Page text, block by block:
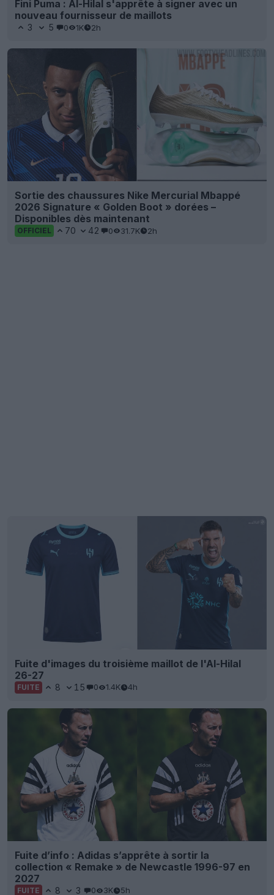
Fini Puma : Al-Hilal s'apprête à signer avec un
nouveau fournisseur de maillots
3 5 0 1K 2h
Sortie des chaussures Nike Mercurial Mbappé
2026 Signature « Golden Boot » dorées –
Disponibles dès maintenant
OFFICIEL 70 42 0 31.7K 2h
Fuite d'images du troisième maillot de l'Al-Hilal
26-27
FUITE 8 15 0 1.4K 4h
Fuite d’info : Adidas s’apprête à sortir la
collection « Remake » de Newcastle 1996-97 en
2027
FUITE 8 3 0 3K 5h